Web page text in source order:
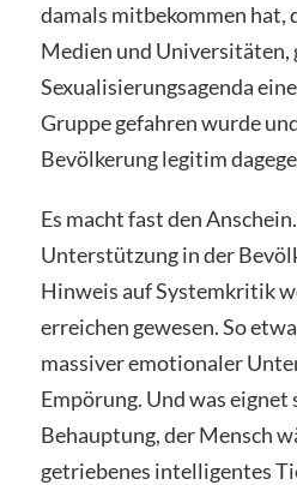
damals mitbekommen hat,
Medien und Universitäten,
Sexualisierungsagenda
Gruppe gefahren wurde
Bevölkerung legitim
Es macht fast den
Unterstützung in der
Hinweis auf Systemkritik
erreichen gewesen. So
massiver emotionaler
Empörung. Und was eignet
Behauptung, der Mensch
getriebenes intelligentes